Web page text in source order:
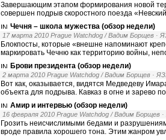
Завершающим этапом формирования новой
совершен подрыв скоростного поезда
Чечня – школа мужества (обзор недели)
17 марта 2010 Prague Watchdog / Вадим Борщев ·
Блокпосты, которые «внешне напоминают
маркировать Чечню как территорию войны,
Брови президента (обзор недели)
2 марта 2010 Prague Watchdog / Вадим Борщев ·
Вот как, оказывается, видятся Медведеву
объекта для подрыва. Кавказ в огне и зарево
Амир и интервью (обзор недели)
16 февраля 2010 Prague Watchdog / Вадим Борщев
Грозить неисчислимыми бедами и
вроде правила хорошего тона. Этим жанром